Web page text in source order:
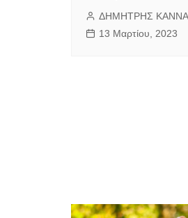
ΔΗΜΗΤΡΗΣ
13 Μαρτίου, 2023